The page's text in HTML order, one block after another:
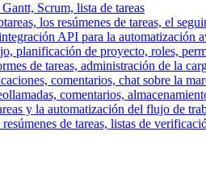
Scrum, lista de tareas
los resúmenes de tareas, el
API para la automatización
planificación de proyecto, roles,
de tareas, administración de la
comentarios, chat sobre la
comentarios,
y la automatización del flujo de
de tareas, listas de